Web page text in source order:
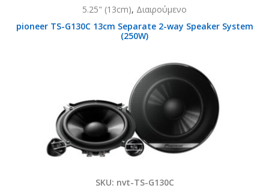
5.25" (13cm), Διαιρούμενο
pioneer TS-G130C 13cm Separate 2-way Speaker System
(250W)
SKU: nvt-TS-G130C